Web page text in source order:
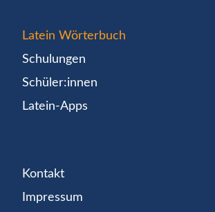
Latein Wörterbuch
Schulungen
Schüler:innen
Latein-Apps
Kontakt
Impressum